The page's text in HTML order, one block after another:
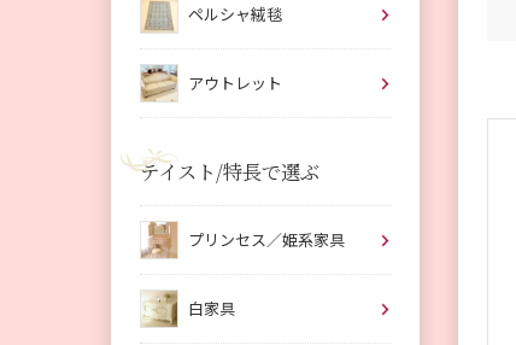
ペルシャ絨毯
アウトレット
テイスト/特長で選ぶ
プリンセス／姫系家具
白家具